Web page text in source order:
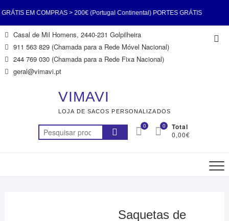
EM COMPRAS > 200€ (Portugal Continental) PORTES GRÁTIS
> 200€ (Portugal Continental) PORTES GRÁTIS EM COMPRAS >
Continental) PORTES GRÁTIS EM COMPRAS > 200€ (Portugal
EM COMPRAS > 200€ (Portugal Continental) PORTES GRÁTIS
> 200€ (Portugal Continental) PORTES GRÁTIS EM COMPRAS >
Skip
to
content
Casal de Mil Homens, 2440-231 Golpilheira
911 563 829 (Chamada para a Rede Móvel Nacional)
244 769 030 (Chamada para a Rede Fixa Nacional)
geral@vimavi.pt
VIMAVI
LOJA DE SACOS PERSONALIZADOS
Pesquisar
por:
0 Total
0,00€
0
Saquetas de